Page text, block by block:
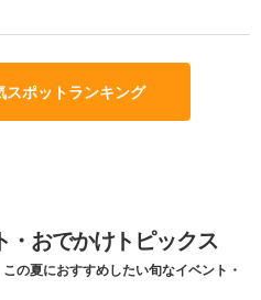
スポットランキング
・おでかけトピックス
の夏におすすめしたい旬なイベント・